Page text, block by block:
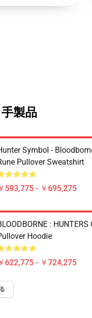
製品
Symbol -
Pullover Sweatshirt
593,775 - ￥695,275
: HUNTERS
Hoodie
622,775 - ￥724,275